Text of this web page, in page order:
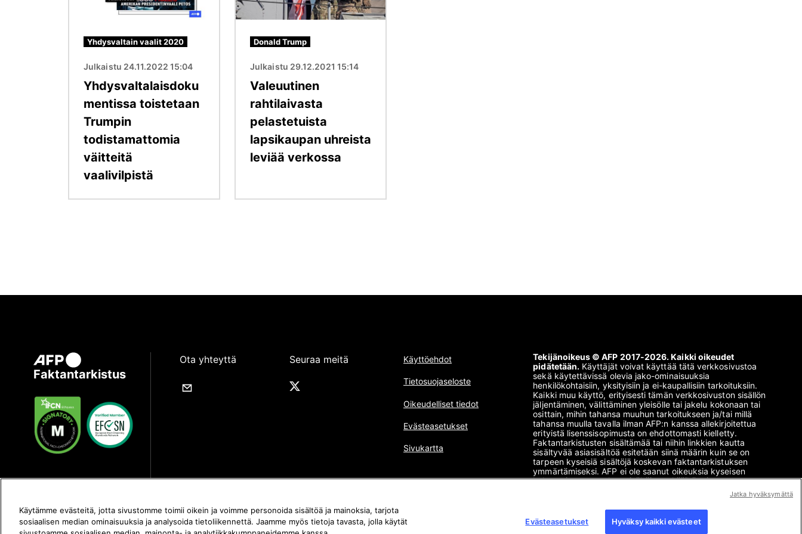
Yhdysvaltain vaalit 2020
Julkaistu 24.11.2022 15:04
Yhdysvaltalaisdoku
mentissa toistetaan
Trumpin
todistamattomia
väitteitä
vaalivilpistä
Donald Trump
Julkaistu 29.12.2021 15:14
Valeuutinen
rahtilaivasta
pelastetuista
lapsikaupan uhreista
leviää verkossa
Faktantarkistus
Ota yhteyttä Seuraa meitä Käyttöehdot
Tietosuojaseloste
Oikeudelliset tiedot
Evästeasetukset
Sivukartta
Tekijänoikeus © AFP 2017-2026. Kaikki oikeudet
pidätetään. Käyttäjät voivat käyttää tätä verkkosivustoa
sekä käytettävissä olevia jako-ominaisuuksia
henkilökohtaisiin, yksityisiin ja ei-kaupallisiin tarkoituksiin.
Kaikki muu käyttö, erityisesti tämän verkkosivuston sisällön
jäljentäminen, välittäminen yleisölle tai jakelu kokonaan tai
osittain, mihin tahansa muuhun tarkoitukseen ja/tai millä
tahansa muulla tavalla ilman AFP:n kanssa allekirjoitettua
erityistä lisenssisopimusta on ehdottomasti kielletty.
Faktantarkistusten sisältämää tai niihin linkkien kautta
sisältyvää asiasisältöä esitetään siinä määrin kuin se on
tarpeen kyseisiä sisältöjä koskevan faktantarkistuksen
ymmärtämiseksi. AFP ei ole saanut oikeuksia kyseisen
kolmansien osapuolten sisältöjen tekijöiltä tai
tekijänoikeuksien haltijoilta, eikä se ole vastuussa siitä. AFP
Käytämme evästeitä, jotta sivustomme toimii oikein ja voimme personoida sisältöä ja mainoksia, tarjota
sosiaalisen median ominaisuuksia ja analysoida tietoliikennettä. Jaamme myös tietoja tavasta, jolla käytät
Evästeasetukset Hyväksy kaikki evästeet
Jatka hyväksymättä